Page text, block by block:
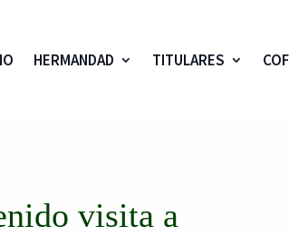
HERMANDAD TITULARES
visita a